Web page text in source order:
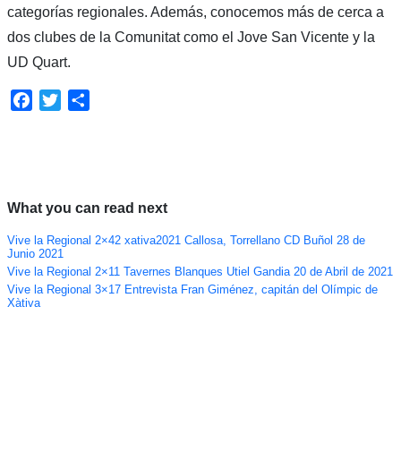
categorías regionales. Además, conocemos más de cerca a
dos clubes de la Comunitat como el Jove San Vicente y la
UD Quart.
Facebook
Twitter
What you can read next
Vive la Regional 2×42 xativa2021 Callosa, Torrellano CD Buñol 28 de
Junio 2021
Vive la Regional 2×11 Tavernes Blanques Utiel Gandia 20 de Abril de 2021
Vive la Regional 3×17 Entrevista Fran Giménez, capitán del Olímpic de
Xàtiva